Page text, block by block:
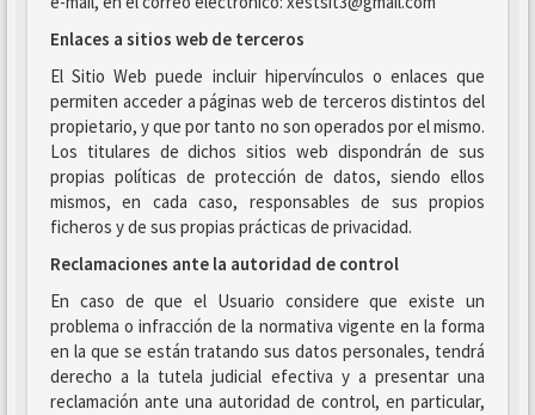
Enlaces a sitios web de terceros
El Sitio Web puede incluir hipervínculos o enlaces que
permiten acceder a páginas web de terceros distintos del
propietario, y que por tanto no son operados por el mismo.
Los titulares de dichos sitios web dispondrán de sus
propias políticas de protección de datos, siendo ellos
mismos, en cada caso, responsables de sus propios
ficheros y de sus propias prácticas de privacidad.
Reclamaciones ante la autoridad de control
En caso de que el Usuario considere que existe un
problema o infracción de la normativa vigente en la forma
en la que se están tratando sus datos personales, tendrá
derecho a la tutela judicial efectiva y a presentar una
reclamación ante una autoridad de control, en particular,